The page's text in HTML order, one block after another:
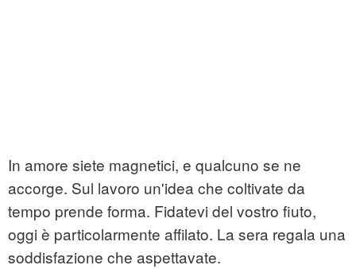
In amore siete magnetici, e qualcuno se ne
accorge. Sul lavoro un'idea che coltivate da
tempo prende forma. Fidatevi del vostro fiuto,
oggi è particolarmente affilato. La sera regala una
soddisfazione che aspettavate.